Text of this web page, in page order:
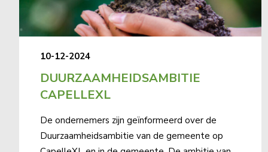
10-12-2024
DUURZAAMHEIDSAMBITIE
CAPELLEXL
De ondernemers zijn geïnformeerd over de
Duurzaamheidsambitie van de gemeente op